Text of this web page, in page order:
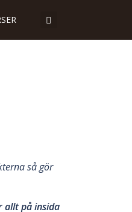
så gör
allt på insida